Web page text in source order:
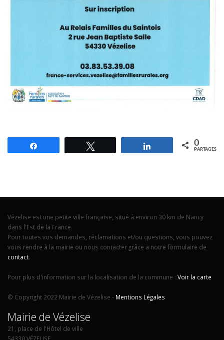
Partagez 0
PARTAGES
Vézelise est une petite ville française, situé à environ 30 km de Nancy
dans l'Est de la France.
Pour toutes vos demandes, réclamations et/ou questions, vous pouvez
vous rendre à la mairie ou nous contacter grâce a notre formulaire de
contact.
Pour plus d'information sur la localisation de la commune : Voir la carte
© Copyright 2022 Mairie de Vézelise - Mentions Légales
Mairie de Vézelise
21, place de l'Hôtel de ville